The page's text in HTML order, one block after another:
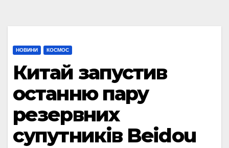
НОВИНИ КОСМОС
Китай запустив
останню пару
резервних
супутників Beidou